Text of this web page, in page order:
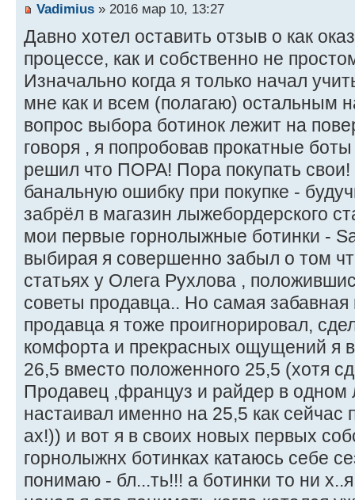
Vadimius » 2016 мар 10, 13:27
Давно хотел оставить отзыв о как
процессе, как и собственно не
Изначально когда я только начал
мне как и всем (полагаю) остальным
вопрос выбора ботинок лежит на
говоря , я попробовав прокатные
решил что ПОРА! Пора покупать свои!
банальную ошибку при покупке -
забрёл в магазин лыжебордерского
мои первые горнолыжные ботинки -
выбирая я совершенно забыл о том
статьях у Олега Рухлова ,
советы продавца.. Но самая
продавца я тоже проигнорировал,
комфорта и прекрасных ощущений я
26,5 вместо положенного 25,5 (хотя
Продавец ,француз и райдер в одном
настаивал именно на 25,5 как
ах!)) и вот я в своих новых первых
горнолыжнх ботинках катаюсь себе
понимаю - бл...ть!!! а ботинки то ни